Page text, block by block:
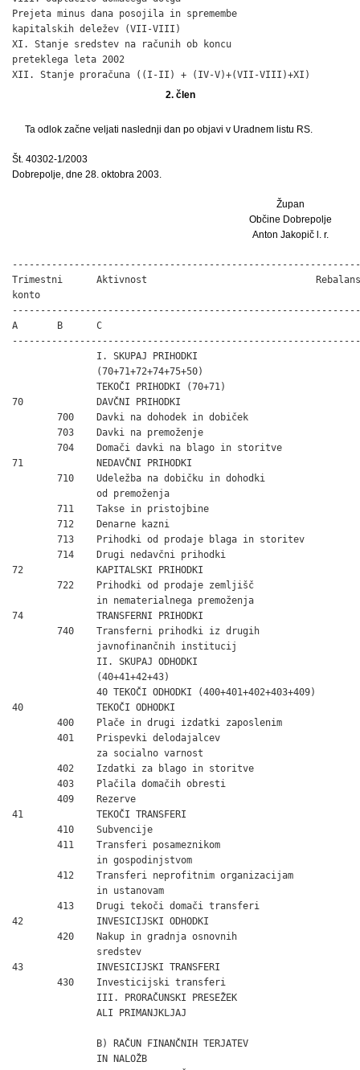
Prejeta minus dana posojila in spremembe
kapitalskih deležev (VII-VIII)
XI. Stanje sredstev na računih ob koncu
preteklega leta 2002
XII. Stanje proračuna ((I-II) + (IV-V)+(VII-VIII)+XI)
2. člen
Ta odlok začne veljati naslednji dan po objavi v Uradnem listu RS.
Št. 40302-1/2003
Dobrepolje, dne 28. oktobra 2003.
Župan
Občine Dobrepolje
Anton Jakopič l. r.
Trimestni      Aktivnost                              Rebalans
konto
A       B      C
               I. SKUPAJ PRIHODKI
(70+71+72+74+75+50)
TEKOČI PRIHODKI (70+71)
70             DAVČNI PRIHODKI
700    Davki na dohodek in dobiček
703    Davki na premoženje
704    Domači davki na blago in storitve
71             NEDAVČNI PRIHODKI
        710    Udeležba na dobičku in dohodki
od premoženja
711    Takse in pristojbine
712    Denarne kazni
713    Prihodki od prodaje blaga in storitev
714    Drugi nedavčni prihodki
72             KAPITALSKI PRIHODKI
        722    Prihodki od prodaje zemljišč
in nematerialnega premoženja
74             TRANSFERNI PRIHODKI
        740    Transferni prihodki iz drugih
javnofinančnih institucij
               II. SKUPAJ ODHODKI
(40+41+42+43)
40 TEKOČI ODHODKI (400+401+402+403+409)
40             TEKOČI ODHODKI
400    Plače in drugi izdatki zaposlenim
        401    Prispevki delodajalcev
za socialno varnost
402    Izdatki za blago in storitve
403    Plačila domačih obresti
409    Rezerve
41             TEKOČI TRANSFERI
410    Subvencije
        411    Transferi posameznikom
in gospodinjstvom
        412    Transferi neprofitnim organizacijam
in ustanovam
413    Drugi tekoči domači transferi
42             INVESICIJSKI ODHODKI
        420    Nakup in gradnja osnovnih
sredstev
43             INVESICIJSKI TRANSFERI
430    Investicijski transferi
               III. PRORAČUNSKI PRESEŽEK
ALI PRIMANJKLJAJ
               B) RAČUN FINANČNIH TERJATEV
               IN NALOŽB